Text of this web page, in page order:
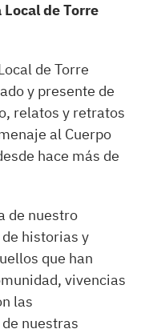
de Torre
de Torre
y presente de
relatos y retratos
al Cuerpo
hace más de
de nuestro
historias y
que han
vivencias
las
nuestras